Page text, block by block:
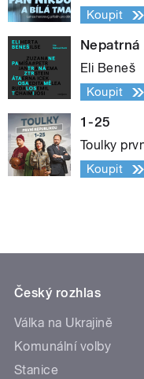
Koupit
Eli Beneš
Koupit
1-25
Toulky
Koupit
Český rozhlas
Válka na Ukrajině
Komunální volby
Stanice